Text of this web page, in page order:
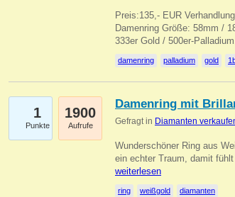
Preis:135,- EUR
Damenring Größe: 58mm /
333er Gold / 500er-
damenring palladium gold
1
Punkte
1900
Aufrufe
Damenring mit
Gefragt in Diamanten
Wunderschöner Ring aus
ein echter Traum, damit
weiterlesen
ring weißgold diamanten